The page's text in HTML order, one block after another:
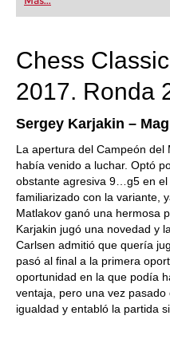
playing at a tournament level:
train more efficiently,
Chess
2017. Ronda
Sergey Karjakin –
La apertura del Campeón
había venido a luchar. Optó
obstante agresiva 9…g5 en el
familiarizado con la variante,
Matlakov ganó una hermosa
Karjakin jugó una novedad y
Carlsen admitió que quería
pasó al final a la primera
oportunidad en la que podía
ventaja, pero una vez
igualdad y entabló la partida